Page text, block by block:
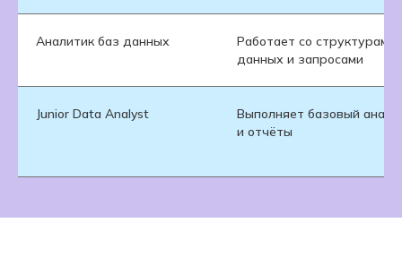
Аналитик баз данных
Работает со структурами
данных и запросами
Junior Data Analyst
Выполняет базовый
и отчёты